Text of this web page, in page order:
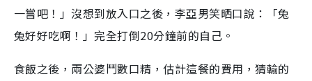
一嘗吧！」沒想到放入口之後，李亞男笑晒口說：「兔
兔好好吃啊！」完全打倒20分鐘前的自己。
食飯之後，兩公婆鬥數口精，估計這餐的費用，猜輸的